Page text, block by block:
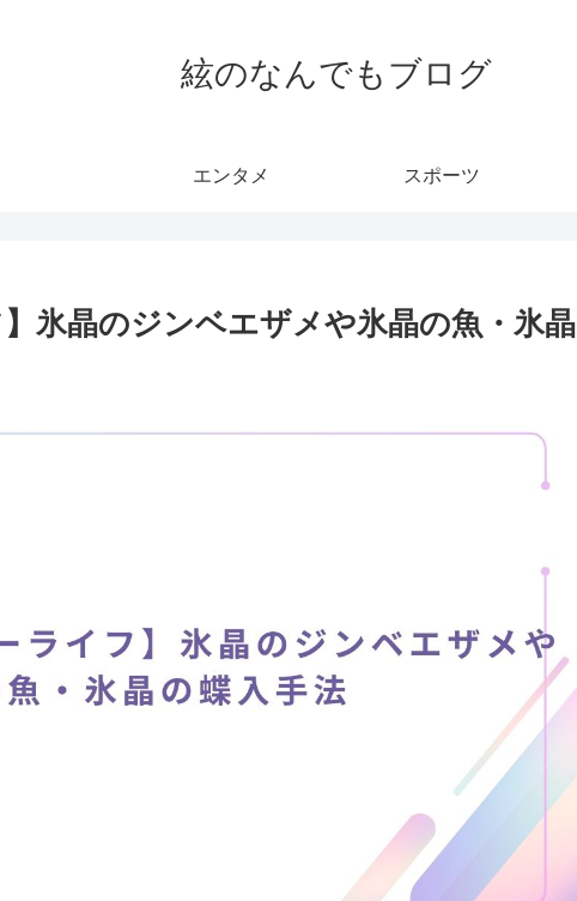
絃のなんでもブログ
エンタメ スポーツ
氷晶のジンベエザメや氷晶の魚・氷晶